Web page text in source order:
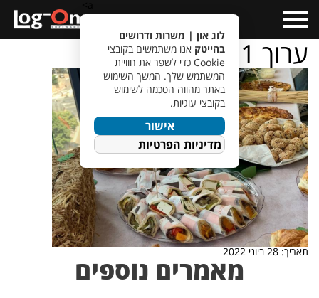
Menu
ערוך 21
תאריך: 28 ביוני 2022
מאמרים נוספים
לוג און | משרות ודרושים
בהייטק אנו משתמשים בקובצי
Cookie כדי לשפר את חוויית
המשתמש שלך. המשך השימוש
באתר מהווה הסכמה לשימוש
בקובצי עוגיות.
אישור
מדיניות הפרטיות